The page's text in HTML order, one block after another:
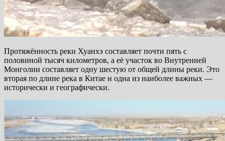
Протяжённость реки Хуанхэ составляет почти пять с
половиной тысяч километров, а её участок во Внутренней
Монголии составляет одну шестую от общей длины реки. Это
вторая по длине река в Китае и одна из наиболее важных —
исторически и географически.